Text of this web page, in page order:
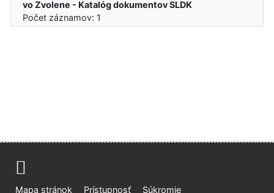
vo Zvolene - Katalóg dokumentov SLDK
Počet záznamov: 1
Mapa stránok Prístupnosť Súkromie